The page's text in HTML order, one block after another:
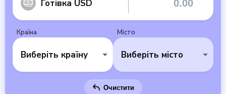
Готівка USD
Країна
Виберіть країну
Місто
Виберіть місто
Очистити